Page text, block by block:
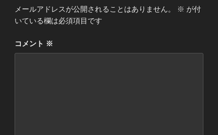
メールアドレスが公開されることはありません。 ※ が付
いている欄は必須項目です
コメント ※